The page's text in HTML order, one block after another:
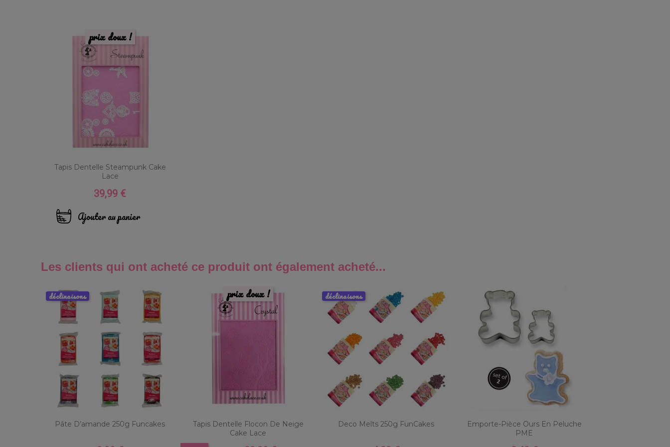
Tapis Dentelle Steampunk Cake
Lace
Prix
39,99 €
Ajouter au panier
prix doux !
Les clients qui ont acheté ce produit ont également acheté...
Pâte D’amande 250g Funcakes
déclinaisons
Tapis Dentelle Flocon De Neige
Cake Lace
prix doux !
Deco Melts 250g FunCakes
déclinaisons
Emporte-Pièce Ours En Peluche
PME